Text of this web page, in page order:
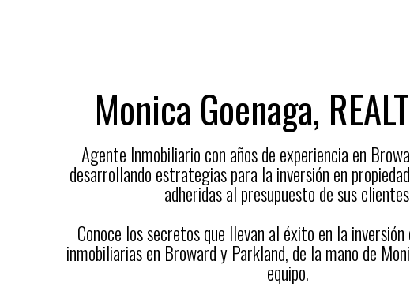
Monica Goenaga,
Agente Inmobiliario con años de experiencia en
desarrollando estrategias para la inversión en
adheridas al presupuesto de sus
Conoce los secretos que llevan al éxito en la inversión
inmobiliarias en Broward y Parkland, de la mano de
equipo.